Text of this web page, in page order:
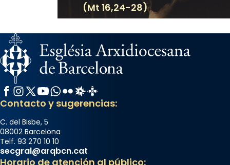
(Mt 16,24-28)
Facebook
Instagram
X / Twitter
YouTube
WhatsApp
FlickrRadio Estel
Catalunya Cristiana
Contacto y sugerencias:
C. del Bisbe, 5
08002 Barcelona
Telf. 93 270 10 10
secgral@arqbcn.cat
Horario de atención al público: